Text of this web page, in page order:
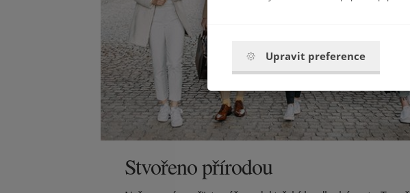
Stvořeno přírodou
Upravit preference